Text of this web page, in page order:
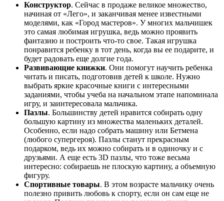
Конструктор. Сейчас в продаже великое множество,
начиная от «Лего», и заканчивая менее известными
моделями, как «Город мастеров». У многих мальчишек
это самая любимая игрушка, ведь можно проявить
фантазию и построить что-то свое. Такая игрушка
понравится ребенку в тот день, когда вы ее подарите, и
будет радовать еще долгие года.
Развивающие книжки. Они помогут научить ребенка
читать и писать, подготовив детей к школе. Нужно
выбрать яркие красочные книги с интересными
заданиями, чтобы учеба на начальном этапе напоминала
игру, и заинтересовала мальчика.
Пазлы. Большинству детей нравится собирать одну
большую картину из множества маленьких деталей.
Особенно, если надо собрать машину или Бетмена
(любого супергероя). Пазлы станут прекрасным
подарком, ведь их можно собирать и в одиночку и с
друзьями. А еще есть 3D пазлы, что тоже весьма
интересно: собираешь не плоскую картину, а объемную
фигуру.
Спортивные товары. В этом возрасте мальчику очень
полезно привить любовь к спорту, если он сам еще не